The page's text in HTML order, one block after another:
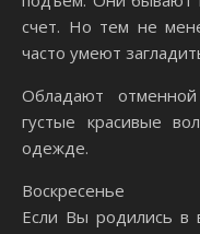
счет. Но тем не
часто умеют
Обладают
густые красивые
одежде.
Воскресенье
Если Вы родились в